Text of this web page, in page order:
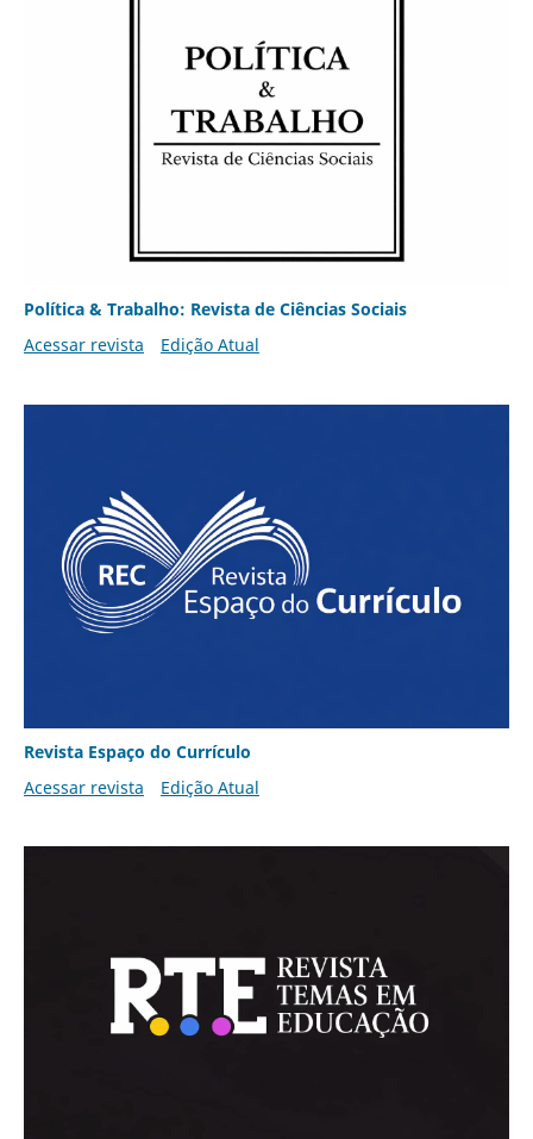
Política & Trabalho: Revista de Ciências Sociais
Acessar revista
Edição Atual
Revista Espaço do Currículo
Acessar revista
Edição Atual